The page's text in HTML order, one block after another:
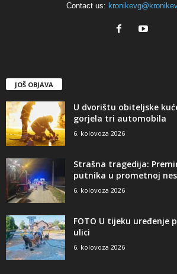
Contact us:
JOŠ OBJAVA
U dvorištu obiteljske
gorjela tri automobila
6. kolovoza 2026
Strašna tragedija:
putnika u prometnoj
6. kolovoza 2026
FOTO U tijeku uređenje
ulici
6. kolovoza 2026